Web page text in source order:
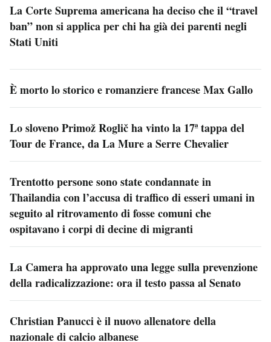
La Corte Suprema americana ha deciso che il “travel
ban” non si applica per chi ha già dei parenti negli
Stati Uniti
È morto lo storico e romanziere francese Max Gallo
Lo sloveno Primož Roglič ha vinto la 17ª tappa del
Tour de France, da La Mure a Serre Chevalier
Trentotto persone sono state condannate in
Thailandia con l’accusa di traffico di esseri umani in
seguito al ritrovamento di fosse comuni che
ospitavano i corpi di decine di migranti
La Camera ha approvato una legge sulla prevenzione
della radicalizzazione: ora il testo passa al Senato
Christian Panucci è il nuovo allenatore della
nazionale di calcio albanese